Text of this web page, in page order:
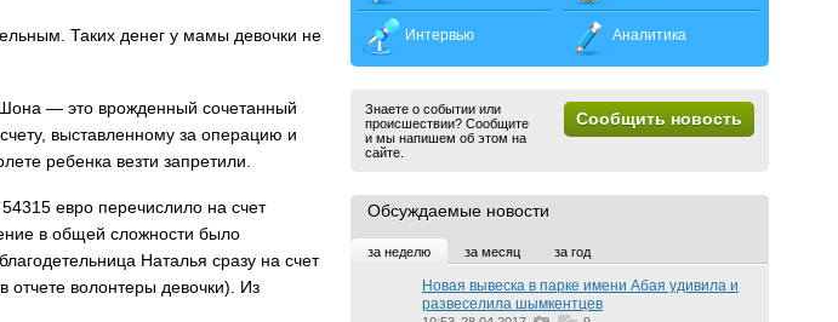
Таких денег у мамы девочки не
— это врожденный сочетанный
выставленному за операцию и
ребенка везти запретили.
евро перечислило на счет
в общей сложности было
Наталья сразу на счет
волонтеры девочки). Из
Интервью Аналитика
Сообщить новость
Знаете о событии или
происшествии? Сообщите
и мы напишем об этом на
сайте.
Обсуждаемые новости
за неделю за месяц за год
Новая вывеска в парке имени Абая удивила и
развеселила шымкентцев